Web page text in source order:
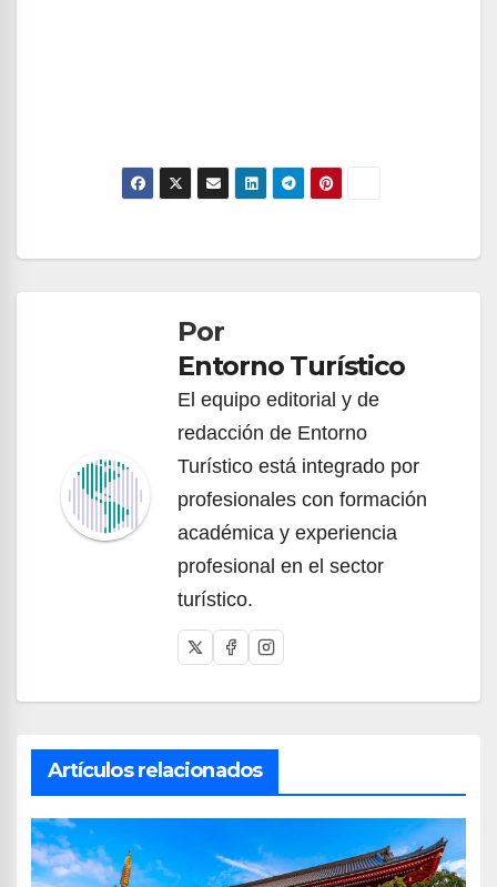
entradasPor
Entorno Turístico
El equipo editorial y de
redacción de Entorno
Turístico está integrado por
profesionales con formación
académica y experiencia
profesional en el sector
turístico.
Artículos relacionados